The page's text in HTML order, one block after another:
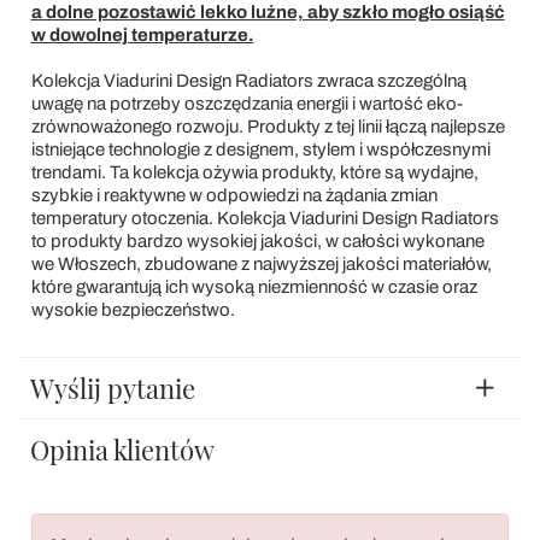
analizzare il nostro traffico. Condividiamo inoltre
informazioni sul modo in cui utilizza il nostro sito con i
pubblicità e social media, i quali potrebbero combinarle
con altre informazioni che ha fornito loro o che hanno
raccolto dal suo utilizzo dei loro servizi.
a dolne pozostawić lekko luźne, aby szkło mogło osiąść
w dowolnej temperaturze.
Kolekcja Viadurini Design Radiators zwraca szczególną
uwagę na potrzeby oszczędzania energii i wartość eko-
zrównoważonego rozwoju. Produkty z tej linii łączą najlepsze
istniejące technologie z designem, stylem i współczesnymi
trendami. Ta kolekcja ożywia produkty, które są wydajne,
szybkie i reaktywne w odpowiedzi na żądania zmian
temperatury otoczenia. Kolekcja Viadurini Design Radiators
to produkty bardzo wysokiej jakości, w całości wykonane
we Włoszech, zbudowane z najwyższej jakości materiałów,
które gwarantują ich wysoką niezmienność w czasie oraz
wysokie bezpieczeństwo.
Wyślij pytanie
Opinia klientów